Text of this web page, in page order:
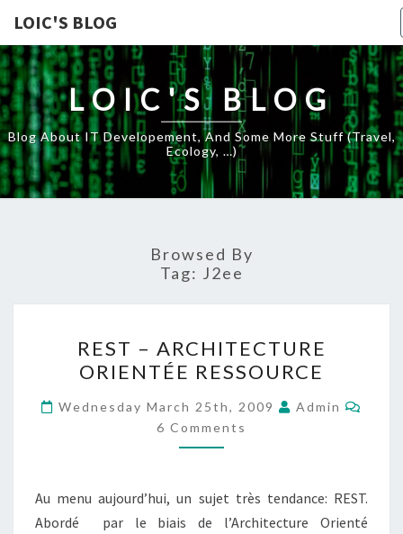
LOIC'S BLOG
LOIC'S BLOG
Blog About IT Developement, And Some More Stuff (travel,
Ecology, …)
Browsed By
Tag: J2ee
–
ARCHITECTURE
ORIENTÉE
RESSOURCE
REST – ARCHITECTURE
ORIENTÉE RESSOURCE
Wednesday March 25th, 2009 Admin
6 Comments
Au menu aujourd’hui, un sujet très tendance: REST.
Abordé par le biais de l’Architecture Orienté